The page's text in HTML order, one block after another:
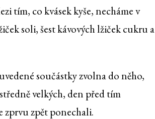
tím, co kvásek kyše, necháme v
soli, šest kávových lžiček cukru a
součástky zvolna do něho,
velkých, den před tím
zprvu zpět ponechali.